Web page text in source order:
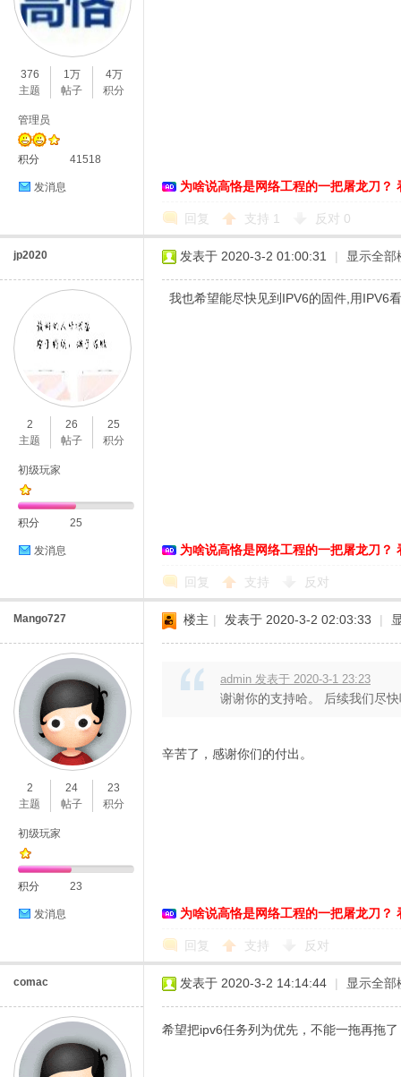
376
主题
1万
帖子
4万
积分
管理员
积分 41518
发消息 为啥说高恪是网络工程的一把屠龙刀？
回复 支持 1 反对 0
jp2020
2
主题
26
帖子
25
积分
初级玩家
积分 25
发消息
发表于 2020-3-2 01:00:31 | 显示全部
我也希望能尽快见到IPV6的固件,用IPV6
为啥说高恪是网络工程的一把屠龙刀？
回复 支持 反对
Mango727
2
主题
24
帖子
23
积分
初级玩家
积分 23
发消息
楼主 | 发表于 2020-3-2 02:03:33 |
admin 发表于 2020-3-1 23:23
谢谢你的支持哈。 后续我们尽
辛苦了，感谢你们的付出。
为啥说高恪是网络工程的一把屠龙刀？
回复 支持 反对
comac 发表于 2020-3-2 14:14:44 | 显示全部
希望把ipv6任务列为优先，不能一拖再拖